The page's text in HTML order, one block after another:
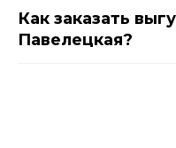
Как заказать
Павелецкая?